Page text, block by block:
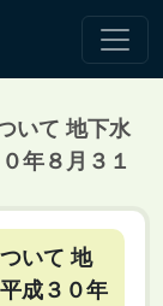
いて 地下水
年８月３１
いて 地
成３０年